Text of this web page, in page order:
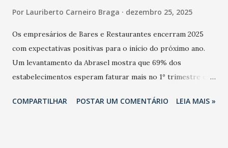
Por Lauriberto Carneiro Braga dezembro 25, 2025
Os empresários de Bares e Restaurantes encerram 2025
com expectativas positivas para o início do próximo ano.
Um levantamento da Abrasel mostra que 69% dos
estabelecimentos esperam faturar mais no 1º trimestre de
relação ao último trimestre deste ano, 56% também
COMPARTILHAR POSTAR UM COMENTÁRIO LEIA MAIS »